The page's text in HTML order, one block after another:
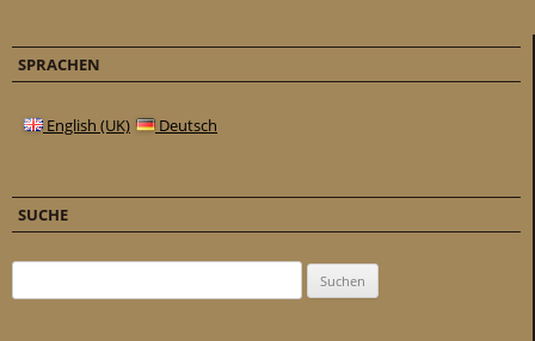
SPRACHEN
English (UK) Deutsch
SUCHE